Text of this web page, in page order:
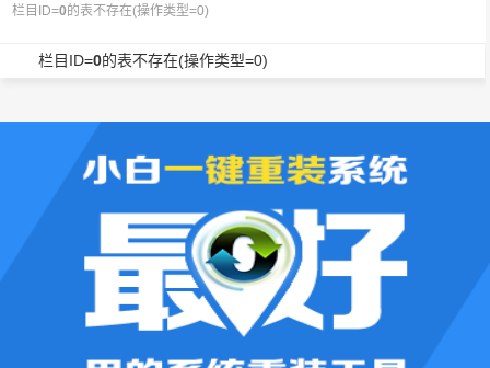
栏目ID=0的表不存在(操作类型=0)
栏目ID=0的表不存在(操作类型=0)